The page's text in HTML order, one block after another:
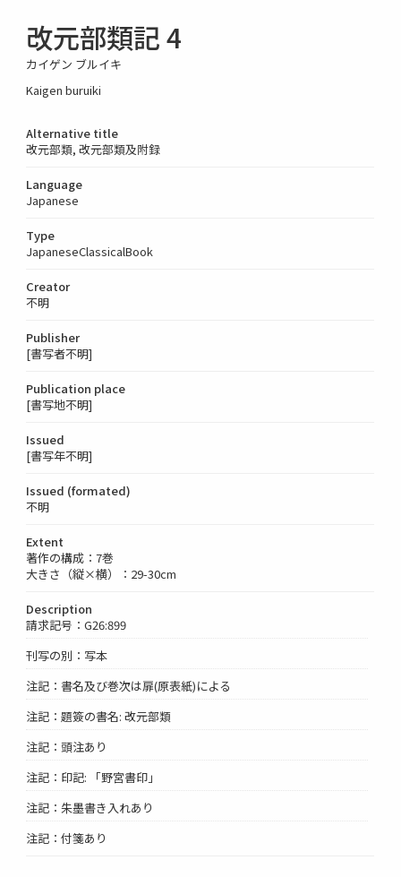
改元部類記 4
カイゲン ブルイキ
Kaigen buruiki
Alternative title
改元部類, 改元部類及附録
Language
Japanese
Type
JapaneseClassicalBook
Creator
不明
Publisher
[書写者不明]
Publication place
[書写地不明]
Issued
[書写年不明]
Issued (formated)
不明
Extent
著作の構成：7巻
大きさ（縦×横）：29-30cm
Description
請求記号：G26:899
刊写の別：写本
注記：書名及び巻次は扉(原表紙)による
注記：題簽の書名: 改元部類
注記：頭注あり
注記：印記: 「野宮書印」
注記：朱墨書き入れあり
注記：付箋あり